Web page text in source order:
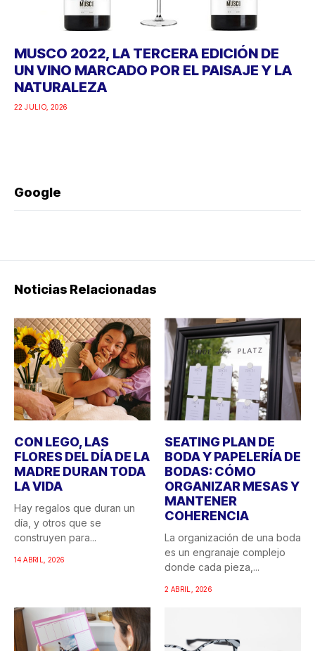
MUSCO 2022, LA TERCERA EDICIÓN DE
UN VINO MARCADO POR EL PAISAJE Y LA
NATURALEZA
22 JULIO, 2026
Google
Noticias Relacionadas
CON LEGO, LAS
FLORES DEL DÍA DE LA
MADRE DURAN TODA
LA VIDA
Hay regalos que duran un
día, y otros que se
construyen para...
14 ABRIL, 2026
SEATING PLAN DE
BODA Y PAPELERÍA DE
BODAS: CÓMO
ORGANIZAR MESAS Y
MANTENER
COHERENCIA
La organización de una boda
es un engranaje complejo
donde cada pieza,...
2 ABRIL, 2026